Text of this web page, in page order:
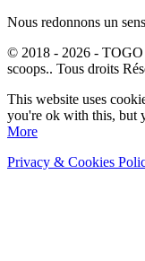
Nous redonnons un
© 2018 - 2026 - TOGO
scoops.. Tous droits
This website uses
you're ok with this, but
More
Privacy & Cookies